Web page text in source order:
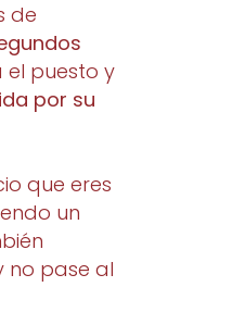
de
puesto y
por su
que eres
un
no pase al